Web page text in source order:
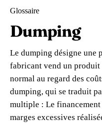
🇧🇪 Belgique
🇩🇪 Allemagne
🇮🇹 Italie
🇳🇴 Norvège
🇬🇧
🇨🇭 Suisse
🇧🇪 Belgique
🇩🇪 Allemagne
🇮🇹 Italie
Expert-comptable e-
Expert-comptable
Ressources & Blog
Blog
Glossaire
Vérifier un n° TVA
Calculateur de TVA
Glossaire
Dumping
Le dumping désigne une
fabricant vend un
normal au regard des
dumping, qui se traduit
multiple : Le
marges excessives